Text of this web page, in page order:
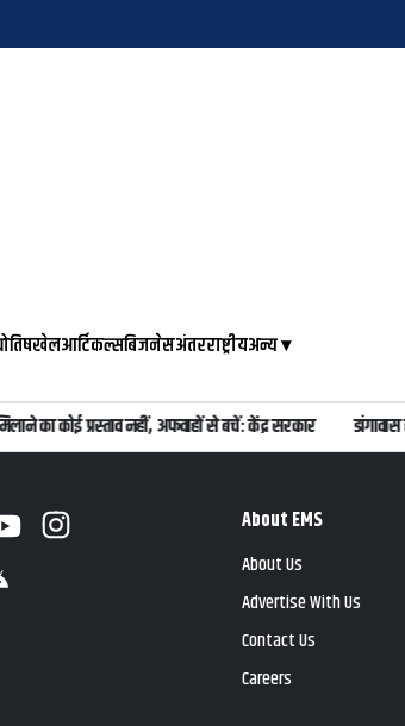
खेलआर्टिकल्सबिजनेसअंतरराष्ट्रीयअन्य▾
का कोई प्रस्ताव नहीं, अफवाहों से बचें: केंद्र सरकार
About EMS
About Us
Advertise With Us
Contact Us
Careers